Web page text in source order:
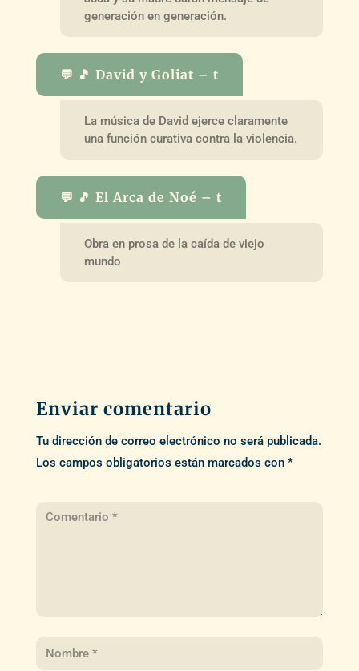
generación en generación.
💬 🎵 David y Goliat – t
La música de David ejerce claramente
una función curativa contra la violencia.
💬 🎵 El Arca de Noé – t
Obra en prosa de la caída de viejo
mundo
Enviar comentario
Tu dirección de correo electrónico no será publicada.
Los campos obligatorios están marcados con *